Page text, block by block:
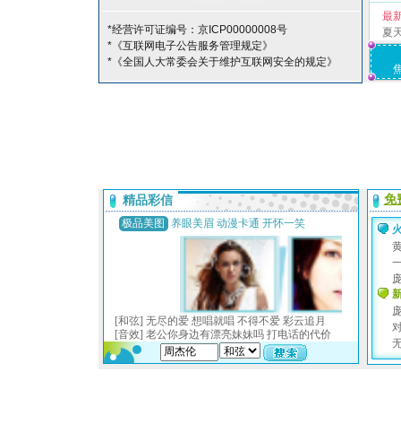
*经营许可证编号：京ICP00000008号
*《互联网电子公告服务管理规定》
*《全国人大常委会关于维护互联网安全的规定》
最
夏